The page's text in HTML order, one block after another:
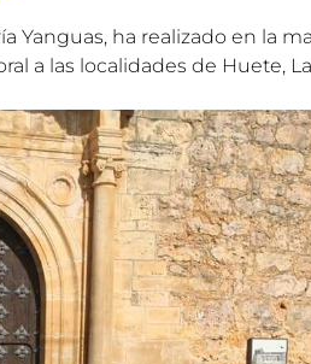
Yanguas, ha realizado en la
a las localidades de Huete,